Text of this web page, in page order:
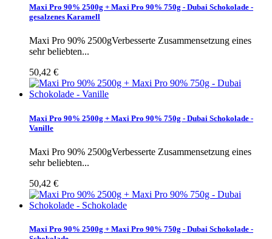
Maxi Pro 90% 2500g + Maxi Pro 90% 750g - Dubai Schokolade -
gesalzenes Karamell
Maxi Pro 90% 2500gVerbesserte Zusammensetzung eines
sehr beliebten...
50,42 €
Maxi Pro 90% 2500g + Maxi Pro 90% 750g - Dubai Schokolade -
Vanille
Maxi Pro 90% 2500gVerbesserte Zusammensetzung eines
sehr beliebten...
50,42 €
Maxi Pro 90% 2500g + Maxi Pro 90% 750g - Dubai Schokolade -